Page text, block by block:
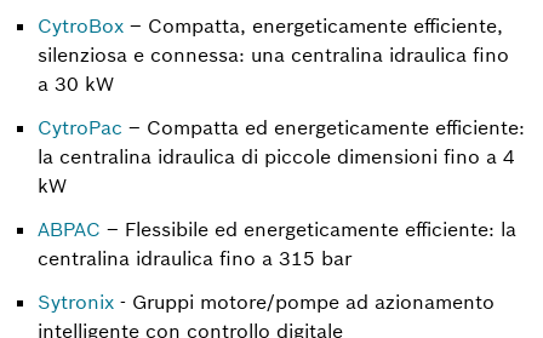
CytroBox – Compatta, energeticamente efficiente,
silenziosa e connessa: una centralina idraulica fino
a 30 kW
CytroPac – Compatta ed energeticamente efficiente:
la centralina idraulica di piccole dimensioni fino a 4
kW
ABPAC – Flessibile ed energeticamente efficiente: la
centralina idraulica fino a 315 bar
Sytronix - Gruppi motore/pompe ad azionamento
intelligente con controllo digitale